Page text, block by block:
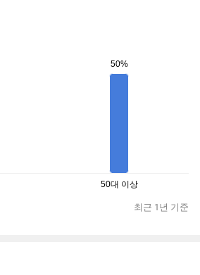
50%
50대 이상
최근 1년 기준